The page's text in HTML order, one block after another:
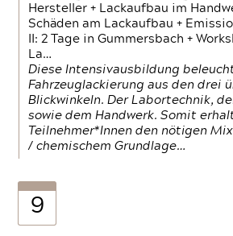
Hersteller + Lackaufbau im
Schäden am Lackaufbau +
II: 2 Tage in Gummersbach +
La…
Diese Intensivausbildung
Fahrzeuglackierung aus den drei
Blickwinkeln. Der Labortechnik,
sowie dem Handwerk. Somit
Teilnehmer*Innen den nötigen
/ chemischem Grundlage…
9